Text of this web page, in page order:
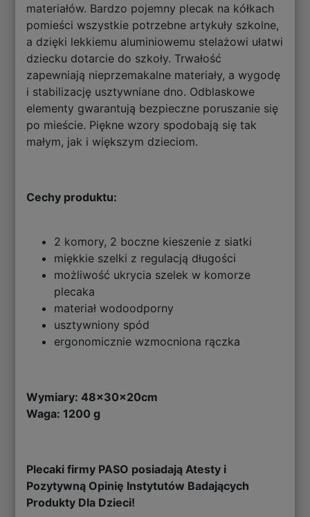
materiałów. Bardzo pojemny plecak na kółkach
pomieści wszystkie potrzebne artykuły szkolne,
a dzięki lekkiemu aluminiowemu stelażowi ułatwi
dziecku dotarcie do szkoły. Trwałość
zapewniają nieprzemakalne materiały, a wygodę
i stabilizację usztywniane dno. Odblaskowe
elementy gwarantują bezpieczne poruszanie się
po mieście. Piękne wzory spodobają się tak
małym, jak i większym dzieciom.
Cechy produktu:
2 komory, 2 boczne kieszenie z siatki
miękkie szelki z regulacją długości
możliwość ukrycia szelek w komorze
plecaka
materiał wodoodporny
usztywniony spód
ergonomicznie wzmocniona rączka
Wymiary: 48x30x20cm
Waga: 1200 g
Plecaki firmy PASO posiadają Atesty i
Pozytywną Opinię Instytutów Badających
Produkty Dla Dzieci!